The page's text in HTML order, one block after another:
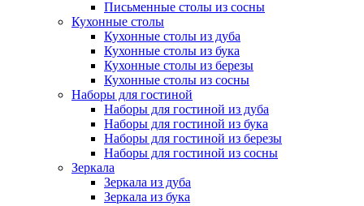
Письменные столы из сосны
Кухонные столы
Кухонные столы из дуба
Кухонные столы из бука
Кухонные столы из березы
Кухонные столы из сосны
Наборы для гостиной
Наборы для гостиной из дуба
Наборы для гостиной из бука
Наборы для гостиной из березы
Наборы для гостиной из сосны
Зеркала
Зеркала из дуба
Зеркала из бука